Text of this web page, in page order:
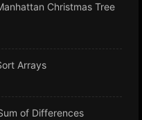
Christmas Tree
Arrays
of Differences